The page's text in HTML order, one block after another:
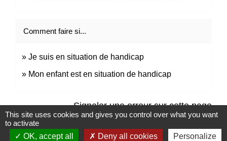
Comment faire si...
Je suis en situation de handicap
Mon enfant est en situation de handicap
Signaler une erreur sur cette page
This site uses cookies and gives you control over what you want
to activate
OK, accept all
Deny all cookies Personalize